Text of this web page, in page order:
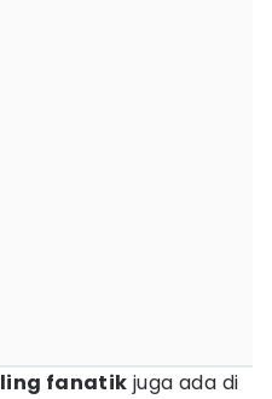
fanatik juga ada di